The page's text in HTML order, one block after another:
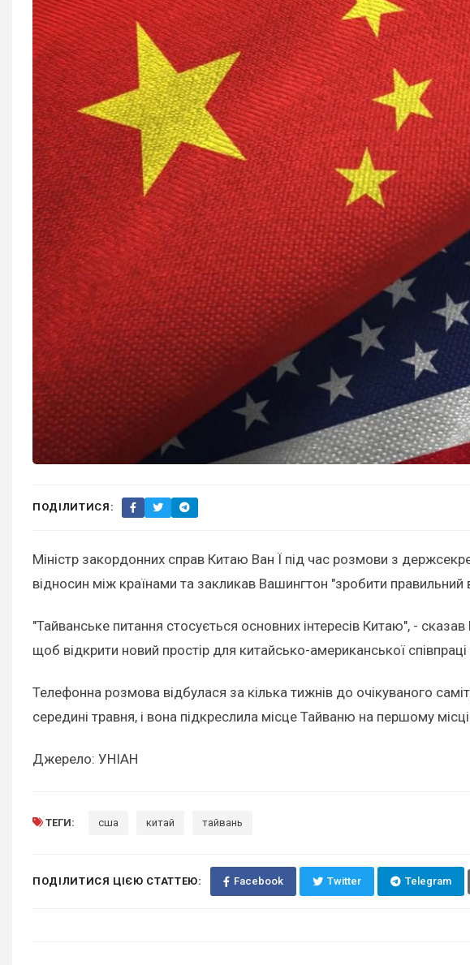
ПОДІЛИТИСЯ:
Міністр закордонних справ Китаю Ван Ї під час розмови з
відносин між країнами та закликав Вашингтон "зробити правильний
"Тайванське питання стосується основних інтересів Китаю", -
щоб відкрити новий простір для китайсько-американської
Телефонна розмова відбулася за кілька тижнів до очікуваного
середині травня, і вона підкреслила місце Тайваню на першому
Джерело: УНІАН
ТЕГИ: сша китай тайвань
ПОДІЛИТИСЯ ЦІЄЮ СТАТТЕЮ: Facebook Twitter Telegram